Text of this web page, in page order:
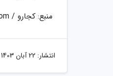
منبع: کجارو / careeraddict.com
انتشار: 22 آبان 1403